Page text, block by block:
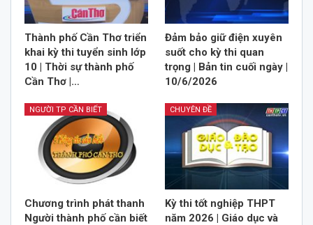
Thành phố Cần Thơ triển
khai kỳ thi tuyển sinh lớp
10 | Thời sự thành phố
Cần Thơ |…
Đảm bảo giữ điện xuyên
suốt cho kỳ thi quan
trọng | Bản tin cuối ngày |
10/6/2026
NGƯỜI TP CẦN BIẾT
Chương trình phát thanh
Người thành phố cần biết
CHUYÊN ĐỀ
Kỳ thi tốt nghiệp THPT
năm 2026 | Giáo dục và